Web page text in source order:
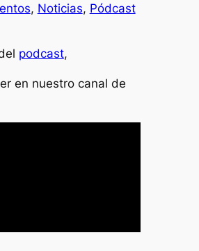
, Noticias, Pódcast
podcast,
en nuestro canal de